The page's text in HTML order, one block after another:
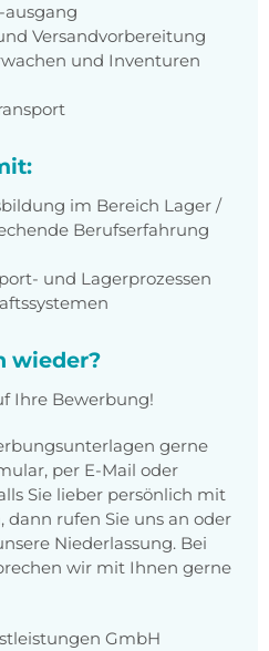
Versandvorbereitung
und Inventuren
im Bereich Lager /
Berufserfahrung
und Lagerprozessen
wieder?
Ihre Bewerbung!
gerne
per E-Mail oder
Sie lieber persönlich mit
dann rufen Sie uns an oder
Niederlassung. Bei
wir mit Ihnen gerne
GmbH